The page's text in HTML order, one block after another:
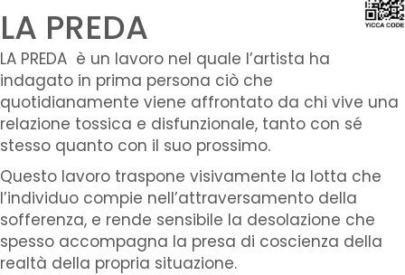
LA PREDA
LA PREDA è un lavoro nel quale l’artista ha
indagato in prima persona ciò che
quotidianamente viene affrontato da chi vive una
relazione tossica e disfunzionale, tanto con sé
stesso quanto con il suo prossimo.
Questo lavoro traspone visivamente la lotta che
l’individuo compie nell’attraversamento della
sofferenza, e rende sensibile la desolazione che
spesso accompagna la presa di coscienza della
realtà della propria situazione.